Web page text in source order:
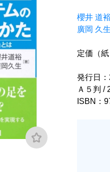
櫻井 道
廣岡 久生
定価（
発行日
Ａ５判 /
ISBN：